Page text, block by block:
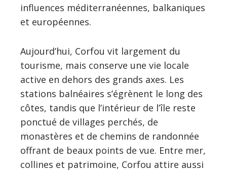
influences méditerranéennes, balkaniques
et européennes.
Aujourd’hui, Corfou vit largement du
tourisme, mais conserve une vie locale
active en dehors des grands axes. Les
stations balnéaires s’égrènent le long des
côtes, tandis que l’intérieur de l’île reste
ponctué de villages perchés, de
monastères et de chemins de randonnée
offrant de beaux points de vue. Entre mer,
collines et patrimoine, Corfou attire aussi